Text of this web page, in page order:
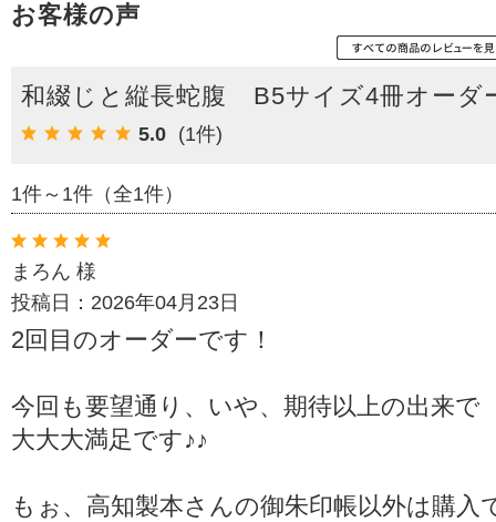
お客様の声
和綴じと縦長蛇腹 B5サイズ4冊オーダ
5.0 (1件)
1件～1件（全1件）
まろん 様
投稿日：2026年04月23日
2回目のオーダーです！
今回も要望通り、いや、期待以上の出来で
大大大満足です♪♪
もぉ、高知製本さんの御朱印帳以外は購入